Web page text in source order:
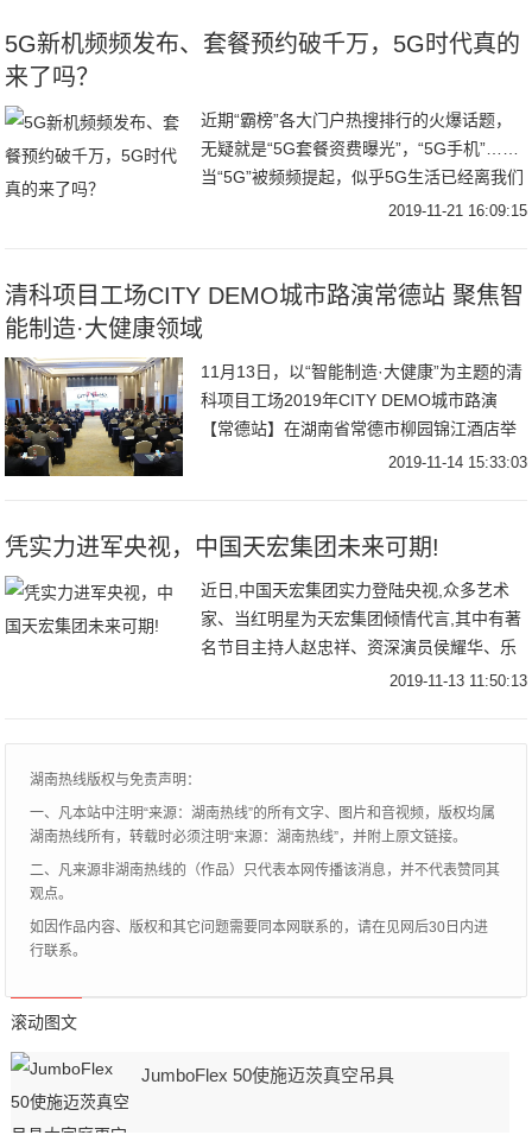
5G新机频频发布、套餐预约破千万，5G时代真的
来了吗？
近期“霸榜”各大门户热搜排行的火爆话题，
无疑就是“5G套餐资费曝光”，“5G手机”……
当“5G”被频频提起，似乎5G生活已经离我们
触手可及。各大手机品牌也从202019-11-21 16:09:15
清科项目工场CITY DEMO城市路演常德站 聚焦智
能制造·大健康领域
11月13日，以“智能制造·大健康”为主题的清
科项目工场2019年CITY DEMO城市路演
【常德站】在湖南省常德市柳园锦江酒店举
行。本次活动由常德柳叶湖旅2019-11-14 15:33:03
凭实力进军央视，中国天宏集团未来可期!
近日,中国天宏集团实力登陆央视,众多艺术
家、当红明星为天宏集团倾情代言,其中有著
名节目主持人赵忠祥、资深演员侯耀华、乐
坛唱将王奕心、梦然等,可谓大咖云集,气势非
2019-11-13 11:50:13
湖南热线版权与免责声明：
一、凡本站中注明“来源：湖南热线”的所有文字、图片和音视频，版权均属
湖南热线所有，转载时必须注明“来源：湖南热线”，并附上原文链接。
二、凡来源非湖南热线的（作品）只代表本网传播该消息，并不代表赞同其
观点。
如因作品内容、版权和其它问题需要同本网联系的，请在见网后30日内进
行联系。
滚动图文
JumboFlex 50使施迈茨真空吊具